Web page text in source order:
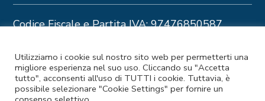
Codice Fiscale e Partita IVA: 97476850587
© 2025 Coopermondo | Customizzato da
Ideapura.it
Utilizziamo i cookie sul nostro sito web per permetterti una
migliore esperienza nel suo uso. Cliccando su "Accetta
tutto", acconsenti all'uso di TUTTI i cookie. Tuttavia, è
possibile selezionare "Cookie Settings" per fornire un